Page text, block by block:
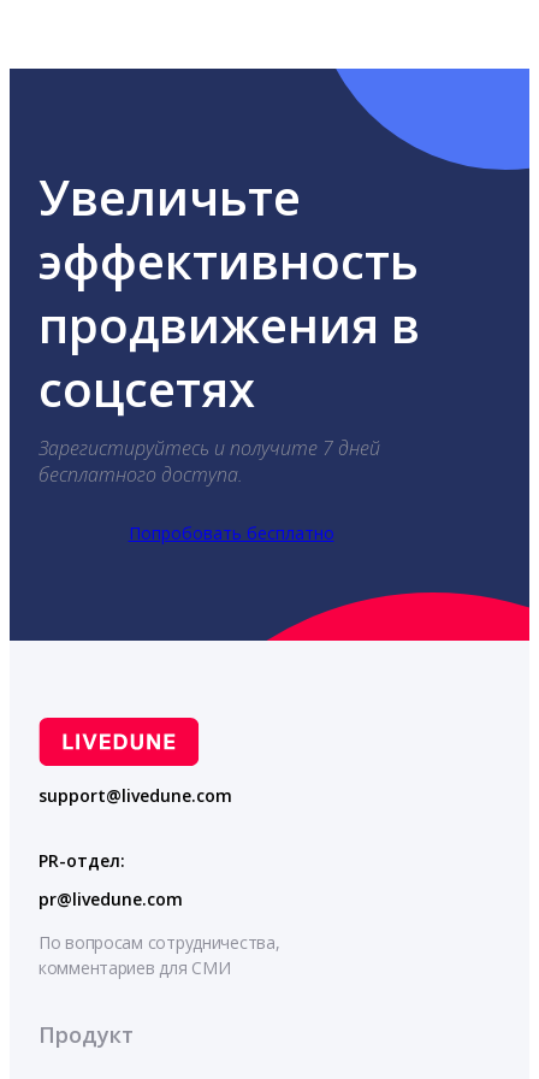
Увеличьте
эффективность
продвижения в
соцсетях
Зарегистируйтесь и получите 7 дней
бесплатного доступа.
Попробовать бесплатно
support@livedune.com
PR-отдел:
pr@livedune.com
По вопросам сотрудничества,
комментариев для СМИ
Продукт